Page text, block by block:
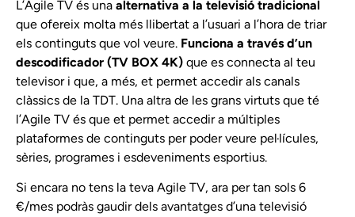
L’Agile TV és una alternativa a la televisió tradicional
que ofereix molta més llibertat a l’usuari a l’hora de triar
els continguts que vol veure. Funciona a través d’un
descodificador (TV BOX 4K) que es connecta al teu
televisor i que, a més, et permet accedir als canals
clàssics de la TDT. Una altra de les grans virtuts que té
l’Agile TV és que et permet accedir a múltiples
plataformes de continguts per poder veure pel·lícules,
sèries, programes i esdeveniments esportius.
Si encara no tens la teva Agile TV, ara per tan sols 6
€/mes podràs gaudir dels avantatges d’una televisió